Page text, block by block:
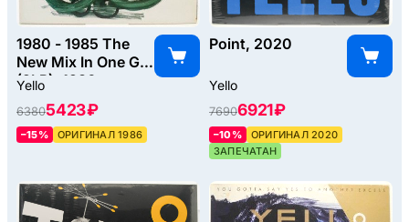
1980 - 1985 The
New Mix In One Go
(2LP), 1986
Yello
63805423 ₽
–15% ОРИГИНАЛ 1986
Point, 2020
Yello
76906921 ₽
–10%
ОРИГИНАЛ 2020
ЗАПЕЧАТАН